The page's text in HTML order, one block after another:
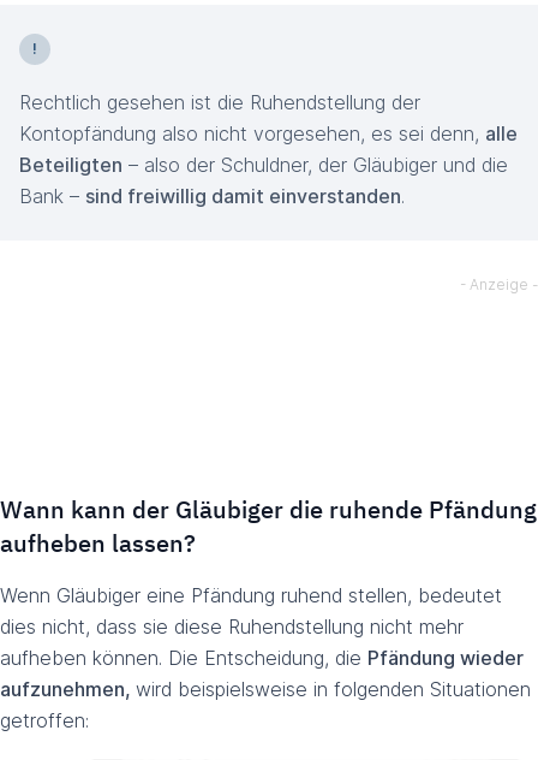
Rechtlich gesehen ist die Ruhendstellung der
Kontopfändung also nicht vorgesehen, es sei denn, alle
Beteiligten – also der Schuldner, der Gläubiger und die
Bank – sind freiwillig damit einverstanden.
Wann kann der Gläubiger die ruhende Pfändung
aufheben lassen?
Wenn Gläubiger eine Pfändung ruhend stellen, bedeutet
dies nicht, dass sie diese Ruhendstellung nicht mehr
aufheben können. Die Entscheidung, die Pfändung wieder
aufzunehmen, wird beispielsweise in folgenden Situationen
getroffen: